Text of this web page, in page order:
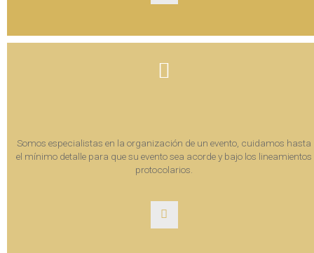
Somos especialistas en la organización de un evento, cuidamos hasta
el mínimo detalle para que su evento sea acorde y bajo los lineamientos
protocolarios.